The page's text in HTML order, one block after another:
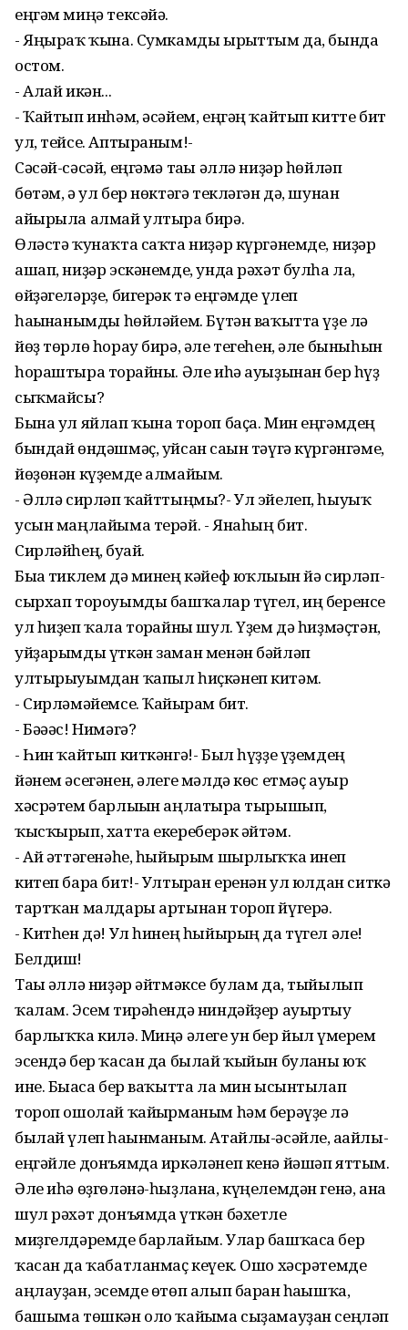
еңгәм миңә тексәйә.
- Яңыраҡ ҡына. Сумкамды ырғыттым да, бында
остом.
- Алай икән...
- Ҡайтып инһәм, әсәйем, еңгәң ҡайтып китте бит
ул, тейсе. Аптыраным!-
Сәсәй-сәсәй, еңгәмә тағы әллә ниҙәр һөйләп
бөтәм, ә ул бер нөктәгә текләгән дә, шунан
айырыла алмай ултыра бирә.
Өләстә ҡунаҡта саҡта ниҙәр күргәнемде, ниҙәр
ашап, ниҙәр эскәнемде, унда рәхәт булһа ла,
өйҙәгеләрҙе, бигерәк тә еңгәмде үлеп
һағынғанымды һөйләйем. Бүтән ваҡытта үҙе лә
йөҙ төрлө һорау бирә, әле тегеһен, әле быныһын
һораштыра торғайны. Әле иһә ауыҙынан бер һүҙ
сыҡмайсы?
Бына ул яйлап ҡына тороп баҫа. Мин еңгәмдең
бындай өндәшмәҫ, уйсан сағын тәүгә күргәнгәме,
йөҙөнән күҙемде алмайым.
- Әллә сирләп ҡайттыңмы?- Ул эйелеп, һыуыҡ
усын маңлайыма терәй. - Янаһың бит.
Сирләйһең, буғай.
Быға тиклем дә минең кәйеф юҡлығын йә сирләп-
сырхап тороуымды башҡалар түгел, иң беренсе
ул һиҙеп ҡала торғайны шул. Үҙем дә һиҙмәҫтән,
уйҙарымды үткән заман менән бәйләп
ултырыуымдан ҡапыл һиҫкәнеп китәм.
- Сирләмәйемсе. Ҡайғырам бит.
- Бәәәс! Нимәгә?
- Һин ҡайтып киткәнгә!- Был һүҙҙе үҙемдең
йәнем әсегәнен, әлеге мәлдә көс етмәҫ ауыр
хәсрәтем барлығын аңлатырға тырышып,
ҡысҡырып, хатта екереберәк әйтәм.
- Ай әттәгенәһе, һыйырым шырлыҡҡа инеп
китеп бара бит!- Ултырған еренән ул юлдан ситкә
тартҡан малдары артынан тороп йүгерә.
- Китһен дә! Ул һинең һыйырың да түгел әле!
Белдиш!
Тағы әллә ниҙәр әйтмәксе булам да, тыйылып
ҡалам. Эсем тирәһендә ниндәйҙер ауыртыу
барлыҡҡа килә. Миңә әлеге ун бер йыл ғүмерем
эсендә бер ҡасан да былай ҡыйын булғаны юҡ
ине. Бығаса бер ваҡытта ла мин ысынтылап
тороп ошолай ҡайғырманым һәм берәүҙе лә
былай үлеп һағынманым. Атайлы-әсәйле, ағайлы-
еңгәйле донъямда иркәләнеп кенә йәшәп яттым.
Әле иһә өҙгөләнә-һыҙлана, күңелемдән генә, ана
шул рәхәт донъямда үткән бәхетле
миҙгелдәремде барлайым. Улар башҡаса бер
ҡасан да ҡабатланмаҫ кеүек. Ошо хәсрәтемде
аңлауҙан, эсемде өтөп алып барған һағышҡа,
башыма төшкән оло ҡайғыма сыҙамауҙан сеңләп